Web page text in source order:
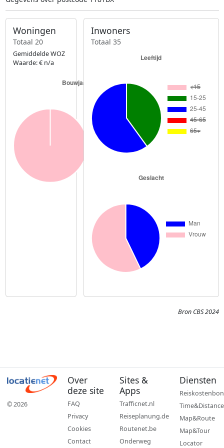
Woningen
Totaal 20
Gemiddelde WOZ
Waarde: € n/a
Inwoners
Totaal 35
Bron CBS 2024
© 2026
Over
deze site
FAQ
Privacy
Cookies
Contact
Sites &
Apps
Trafficnet.nl
Reiseplanung.de
Routenet.be
Onderweg
Diensten
Reiskostenbon
Time&Distance
Map&Route
Map&Tour
Locator